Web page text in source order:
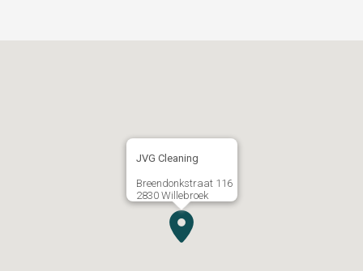
JVG Cleaning
Breendonkstraat 116
2830 Willebroek